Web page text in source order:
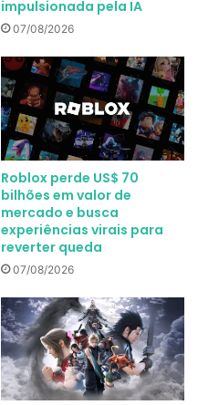
impulsionada pela IA
07/08/2026
Roblox perde US$ 70
bilhões em valor de
mercado e busca
experiências virais para
reverter queda
07/08/2026